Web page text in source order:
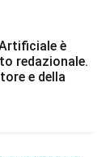
è
redazionale.
e della